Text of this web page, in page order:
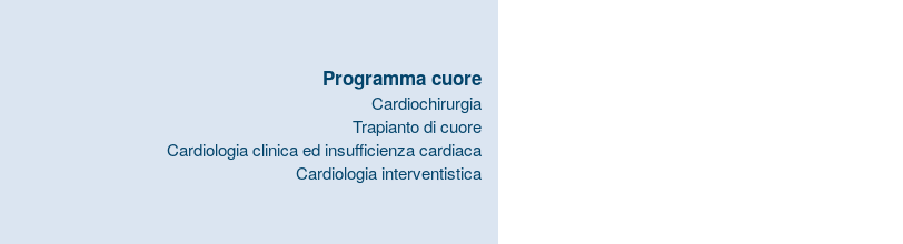
Programma cuore
Cardiochirurgia
Trapianto di cuore
Cardiologia clinica ed insufficienza cardiaca
Cardiologia interventistica